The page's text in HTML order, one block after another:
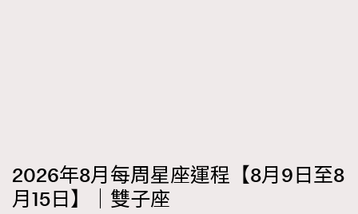
2026年8月每周星座運程【8月9日至8
月15日】｜雙子座